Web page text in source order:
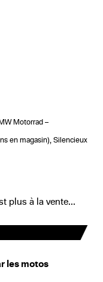
Motorrad –
en magasin), Silencieux
plus à la vente...
les motos